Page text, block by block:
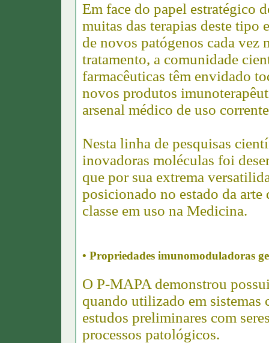
Em face do papel estratégico
muitas das terapias deste tipo
de novos patógenos cada vez
tratamento, a comunidade
farmacêuticas têm envidado
novos produtos
arsenal médico de uso
Nesta linha de pesquisas
inovadoras moléculas foi
que por sua extrema
posicionado no estado da arte
classe em uso na Medicina.
• Propriedades imunomoduladoras
O P-MAPA demonstrou
quando utilizado em sistemas
estudos preliminares com
processos patológicos.